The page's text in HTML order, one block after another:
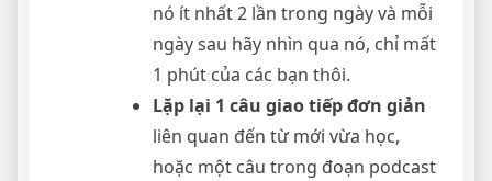
nó ít nhất 2 lần trong ngày và mỗi
ngày sau hãy nhìn qua nó, chỉ mất
1 phút của các bạn thôi.
Lặp lại 1 câu giao tiếp đơn giản
liên quan đến từ mới vừa học,
hoặc một câu trong đoạn podcast